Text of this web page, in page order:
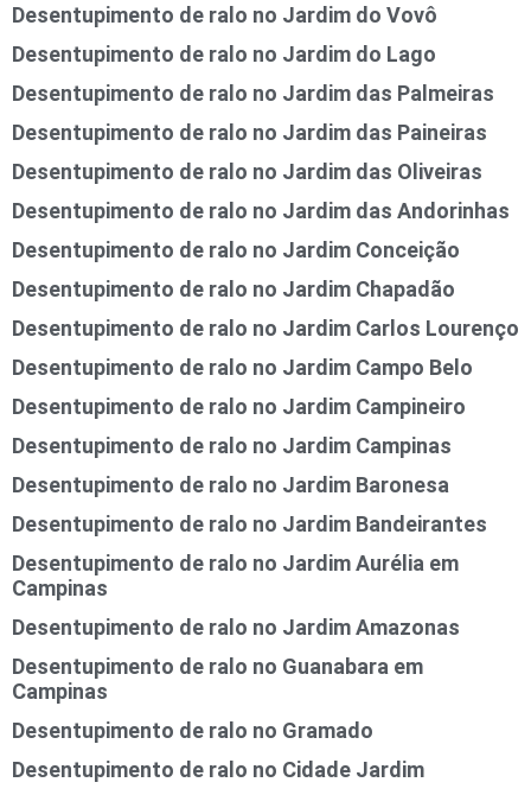
Desentupimento de ralo no Jardim do Vovô
Desentupimento de ralo no Jardim do Lago
Desentupimento de ralo no Jardim das Palmeiras
Desentupimento de ralo no Jardim das Paineiras
Desentupimento de ralo no Jardim das Oliveiras
Desentupimento de ralo no Jardim das Andorinhas
Desentupimento de ralo no Jardim Conceição
Desentupimento de ralo no Jardim Chapadão
Desentupimento de ralo no Jardim Carlos Lourenço
Desentupimento de ralo no Jardim Campo Belo
Desentupimento de ralo no Jardim Campineiro
Desentupimento de ralo no Jardim Campinas
Desentupimento de ralo no Jardim Baronesa
Desentupimento de ralo no Jardim Bandeirantes
Desentupimento de ralo no Jardim Aurélia em
Campinas
Desentupimento de ralo no Jardim Amazonas
Desentupimento de ralo no Guanabara em
Campinas
Desentupimento de ralo no Gramado
Desentupimento de ralo no Cidade Jardim